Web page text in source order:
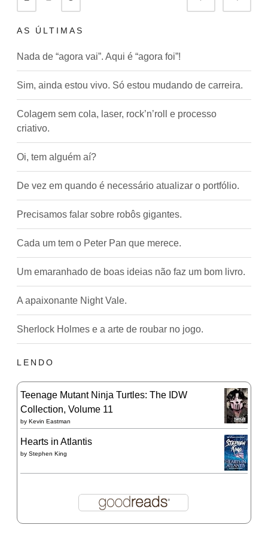
AS ÚLTIMAS
Nada de “agora vai”. Aqui é “agora foi”!
Sim, ainda estou vivo. Só estou mudando de carreira.
Colagem sem cola, laser, rock’n’roll e processo
criativo.
Oi, tem alguém aí?
De vez em quando é necessário atualizar o portfólio.
Precisamos falar sobre robôs gigantes.
Cada um tem o Peter Pan que merece.
Um emaranhado de boas ideias não faz um bom livro.
A apaixonante Night Vale.
Sherlock Holmes e a arte de roubar no jogo.
LENDO
Teenage Mutant Ninja Turtles: The IDW
Collection, Volume 11
byKevin Eastman
Hearts in Atlantis
byStephen King